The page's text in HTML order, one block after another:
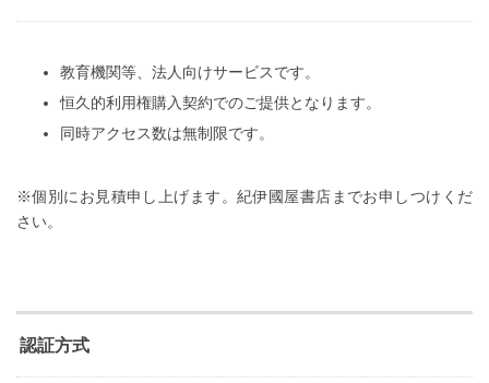
教育機関等、法人向けサービスです。
恒久的利用権購入契約でのご提供となります。
同時アクセス数は無制限です。
※個別にお見積申し上げます。紀伊國屋書店までお申しつけくだ
さい。
認証方式